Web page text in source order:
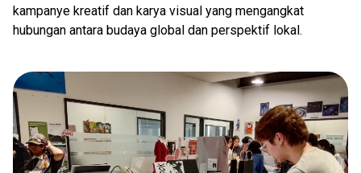
kampanye kreatif dan karya visual yang mengangkat
hubungan antara budaya global dan perspektif lokal.